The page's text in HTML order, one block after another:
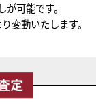
可能です。
変動いたします。